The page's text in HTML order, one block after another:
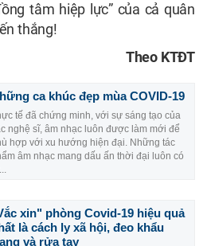
tâm hiệp lực” của cả quân
thắng!
Theo KTĐT
ca khúc đẹp mùa COVID-19
tế đã chứng minh, với sự sáng tạo của
nghệ sĩ, âm nhạc luôn được làm mới để
hợp với xu hướng hiện đại. Những tác
âm nhạc mang dấu ấn thời đại luôn có
xin" phòng Covid-19 hiệu quả
là cách ly xã hội, đeo khẩu
và rửa tay